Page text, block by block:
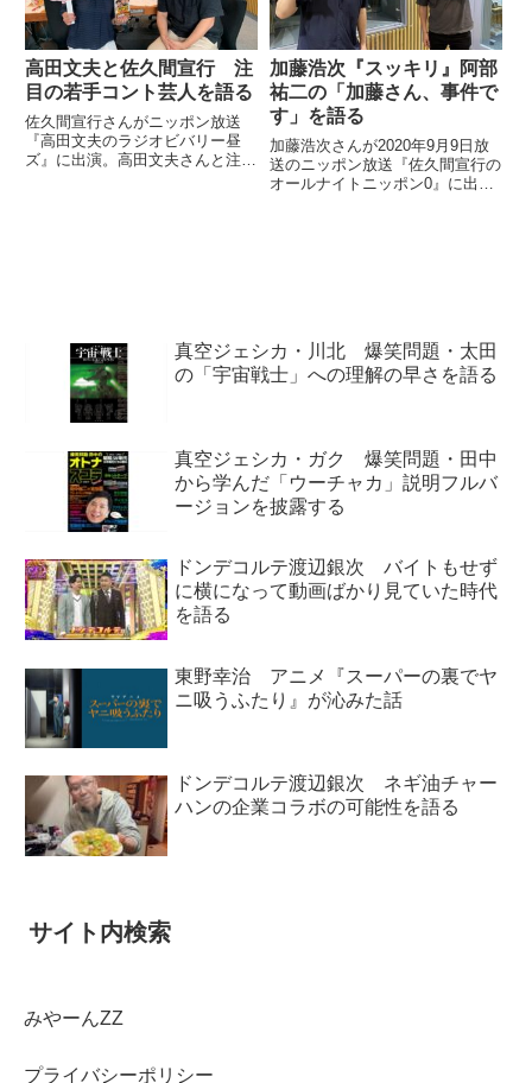
高田文夫と佐久間宣行 注
目の若手コント芸人を語る
佐久間宣行さんがニッポン放送
『高田文夫のラジオビバリー昼
ズ』に出演。高田文夫さんと注目
加藤浩次『スッキリ』阿部
祐二の「加藤さん、事件で
す」を語る
加藤浩次さんが2020年9月9日放
送のニッポン放送『佐久間宣行の
オールナイトニッポン0』に出
真空ジェシカ・川北 爆笑問題・太田
の「宇宙戦士」への理解の早さを語る
真空ジェシカ・ガク 爆笑問題・田中
から学んだ「ウーチャカ」説明フルバ
ージョンを披露する
ドンデコルテ渡辺銀次 バイトもせず
に横になって動画ばかり見ていた時代
を語る
東野幸治 アニメ『スーパーの裏でヤ
ニ吸うふたり』が沁みた話
ドンデコルテ渡辺銀次 ネギ油チャー
ハンの企業コラボの可能性を語る
サイト内検索
みやーんZZ
プライバシーポリシー